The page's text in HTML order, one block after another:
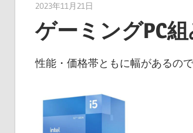
2023年11月21日
ゲーミングPC
性能・価格帯ともに幅があるの